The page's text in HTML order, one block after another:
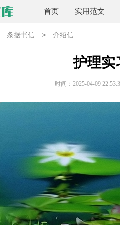
首页 实用范文
条据书信 > 介绍信
护理实
时间：2025-04-09